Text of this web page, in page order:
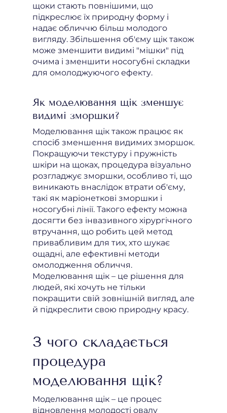
щоки стають повнішими, що
підкреслює їх природну форму і
надає обличчю більш молодого
вигляду. Збільшення об'єму щік також
може зменшити видимі "мішки" під
очима і зменшити носогубні складки
для омолоджуючого ефекту.
Як моделювання щік зменшує
видимі зморшки?
Моделювання щік також працює як
спосіб зменшення видимих зморшок.
Покращуючи текстуру і пружність
шкіри на щоках, процедура візуально
розгладжує зморшки, особливо ті, що
виникають внаслідок втрати об'єму,
такі як маріонеткові зморшки і
носогубні лінії. Такого ефекту можна
досягти без інвазивного хірургічного
втручання, що робить цей метод
привабливим для тих, хто шукає
ощадні, але ефективні методи
омолодження обличчя.
Моделювання щік – це рішення для
людей, які хочуть не тільки
покращити свій зовнішній вигляд, але
й підкреслити свою природну красу.
З чого складається
процедура
моделювання щік?
Моделювання щік – це процес
відновлення молодості овалу